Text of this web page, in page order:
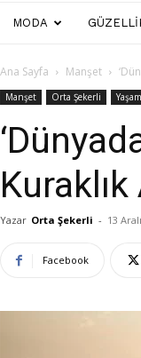
MODA
Ana Sayfa Manşet
Manşet Orta Şekerli Yaşam
Yazar Orta Şekerli - 13
Facebook